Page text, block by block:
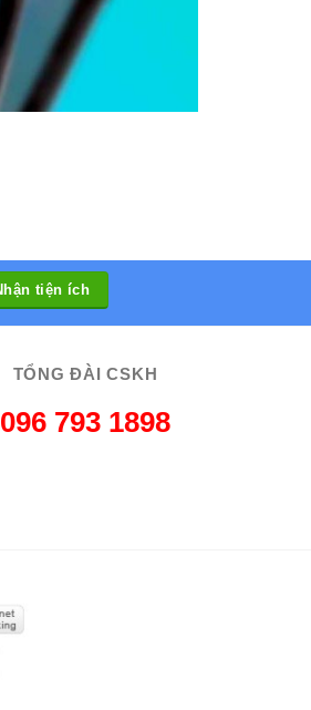
TỔNG ĐÀI CSKH
096 793 1898